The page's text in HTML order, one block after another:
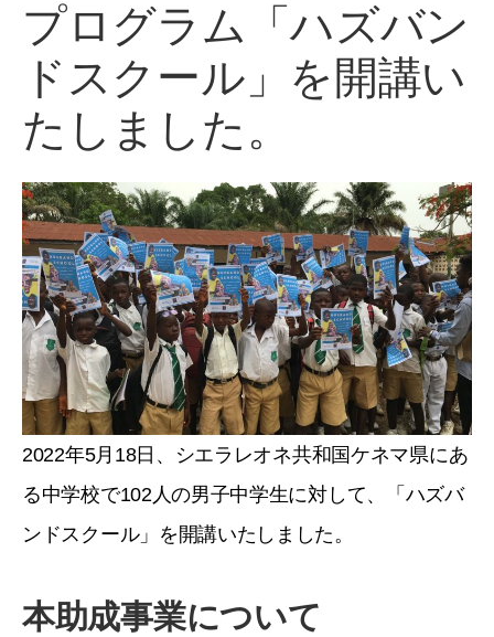
プログラム「ハズバン
ドスクール」を開講い
たしました。
2022年5月18日、シエラレオネ共和国ケネマ県にあ
る中学校で102人の男子中学生に対して、「ハズバ
ンドスクール」を開講いたしました。
本助成事業について